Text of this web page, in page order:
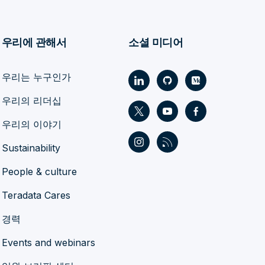
우리에 관해서
우리는 누구인가
우리의 리더십
우리의 이야기
Sustainability
People & culture
Teradata Cares
경력
Events and webinars
소셜 미디어